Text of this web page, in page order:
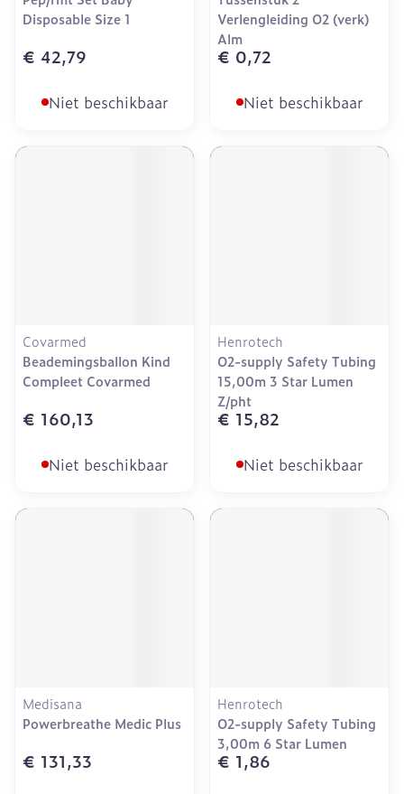
Disposable Size 1
€ 42,79
Niet beschikbaar
Verlengleiding O2 (verk)
Alm
€ 0,72
Niet beschikbaar
Covarmed
Beademingsballon Kind
Compleet Covarmed
€ 160,13
Niet beschikbaar
Henrotech
O2-supply Safety Tubing
15,00m 3 Star Lumen
Z/pht
€ 15,82
Niet beschikbaar
Medisana
Powerbreathe Medic Plus
€ 131,33
Henrotech
O2-supply Safety Tubing
3,00m 6 Star Lumen
€ 1,86